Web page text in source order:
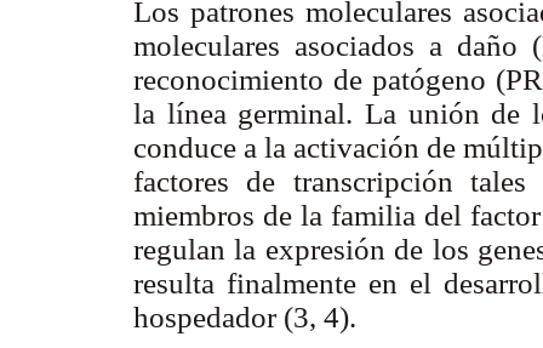
Los patrones moleculares
moleculares asociados a
reconocimiento de patógeno
la línea germinal. La unión de
conduce a la activación de
factores de transcripción
miembros de la familia del
regulan la expresión de los
resulta finalmente en el
hospedador (3, 4).